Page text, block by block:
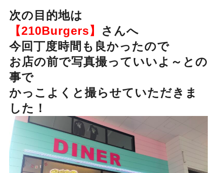
次の目的地は
【210Burgers】
さんへ
今回丁度時間も良かったので
お店の前で写真撮っていいよ～との
事で
かっこよくと撮らせていただきま
した！